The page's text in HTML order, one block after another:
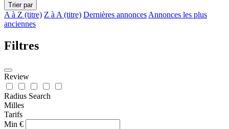
Trier par
A à Z (titre) Z à A (titre) Dernières annonces Annonces les plus
anciennes
Filtres
Review
Radius Search
Milles
Tarifs
Min €